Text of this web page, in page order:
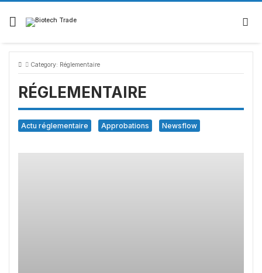
Skip
content
Category: Réglementaire
RÉGLEMENTAIRE
Actu réglementaire Approbations Newsflow